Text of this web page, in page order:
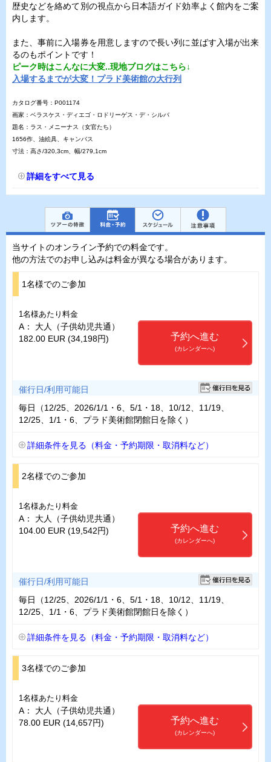
歴史などを絡めて別の視点から日本語ガイド効率よく館内をご案
内します。
また、事前に入場券を用意しますので長い列に並ばす入場が出来
るのもポイントです！
ピーク時はこんなに大変..現地ブログはこちら↓
入場するまでが大変！プラド美術館の大行列
カタログ番号：P001174
画家：ベラスケス・ディエゴ・ロドリーゲス・デ・シルバ
題名：ラス・メニーナス（女官たち）
1656作、油絵具、キャンバス
寸法：高さ/320,3cm、幅/279,1cm
詳細をすべて見る
当サイトのオンライン予約での料金です。
他の方法でのお申し込みは料金が異なる場合があります。
1名様でのご参加
1名様あたり料金
A： 大人（子供幼児共通）
182.00 EUR (34,198円)
予約へ進む
(カレンダーへ)
催行日/利用可能日
毎日（12/25、2026/1/1・6、5/1・18、10/12、11/19、
12/25、1/1・6、プラド美術館閉館日を除く）
詳細条件を見る（料金・予約期限・取消料など）
2名様でのご参加
1名様あたり料金
A： 大人（子供幼児共通）
104.00 EUR (19,542円)
予約へ進む
(カレンダーへ)
催行日/利用可能日
毎日（12/25、2026/1/1・6、5/1・18、10/12、11/19、
12/25、1/1・6、プラド美術館閉館日を除く）
詳細条件を見る（料金・予約期限・取消料など）
3名様でのご参加
1名様あたり料金
A： 大人（子供幼児共通）
78.00 EUR (14,657円)
予約へ進む
(カレンダーへ)